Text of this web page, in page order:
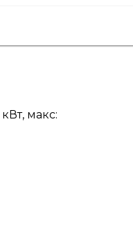
макс: